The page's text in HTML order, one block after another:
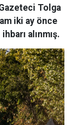
Tolga
iki ay önce
alınmış.